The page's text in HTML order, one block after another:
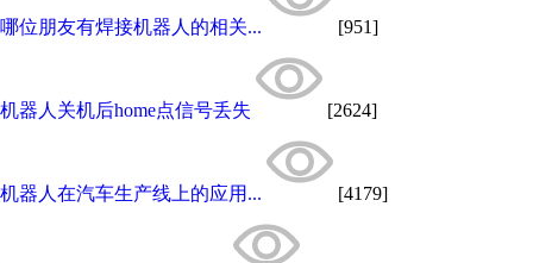
哪位朋友有焊接机器人的相关... [951]
机器人关机后home点信号丢失 [2624]
机器人在汽车生产线上的应用... [4179]